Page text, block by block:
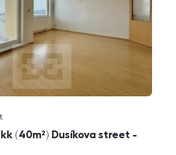
(40m²) Dusíkova street -